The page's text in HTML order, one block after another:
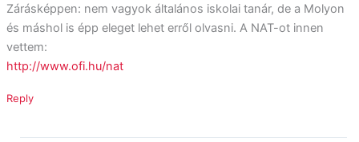
Zárásképpen: nem vagyok általános iskolai tanár, de a Molyon
és máshol is épp eleget lehet erről olvasni. A NAT-ot innen
vettem:
http://www.ofi.hu/nat
Reply